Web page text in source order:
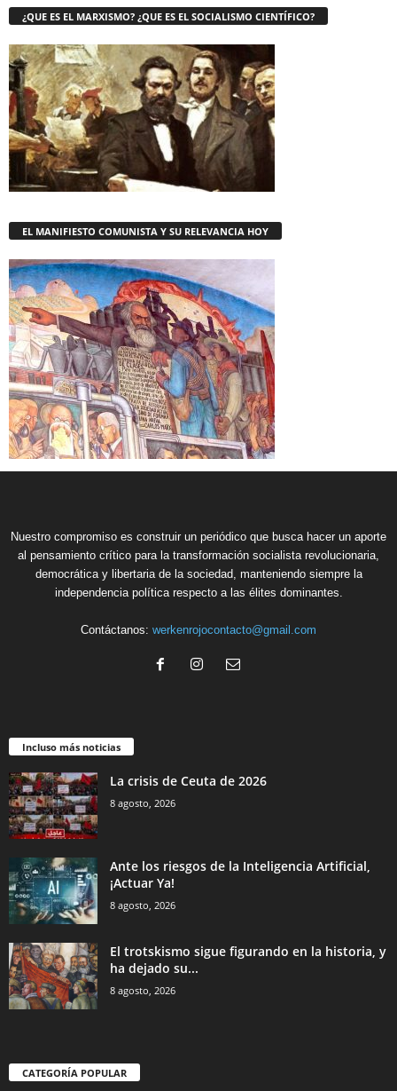
¿QUE ES EL MARXISMO? ¿QUE ES EL SOCIALISMO CIENTÍFICO?
EL MANIFIESTO COMUNISTA Y SU RELEVANCIA HOY
Nuestro compromiso es construir un periódico que busca hacer un aporte
al pensamiento crítico para la transformación socialista revolucionaria,
democrática y libertaria de la sociedad, manteniendo siempre la
independencia política respecto a las élites dominantes.
Contáctanos: werkenrojocontacto@gmail.com
Incluso más noticias
La crisis de Ceuta de 2026
8 agosto, 2026
Ante los riesgos de la Inteligencia Artificial,
¡Actuar Ya!
8 agosto, 2026
El trotskismo sigue figurando en la historia, y
ha dejado su...
8 agosto, 2026
CATEGORÍA POPULAR